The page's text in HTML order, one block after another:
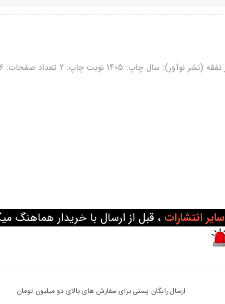
سایر انتشارات ، قبل از ارسال با خریدار هماهنگ
ارسال رایگان پستی برای سفارش های بالای دو میلیون تومان